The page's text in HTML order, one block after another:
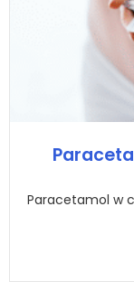
Paracetamol w